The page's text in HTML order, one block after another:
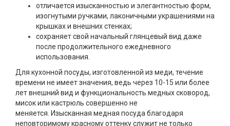
отличается изысканностью и элегантностью форм,
изогнутыми ручками, лаконичными украшениями на
крышках и внешних стенках;
сохраняет свой начальный глянцевый вид даже
после продолжительного ежедневного
использования.
Для кухонной посуды, изготовленной из меди, течение
времени не имеет значения, ведь через 10-15 или более
лет внешний вид и функциональность медных сковород,
мисок или кастрюль совершенно не
меняется. Изысканная медная посуда благодаря
неповторимому красному оттенку служит не только